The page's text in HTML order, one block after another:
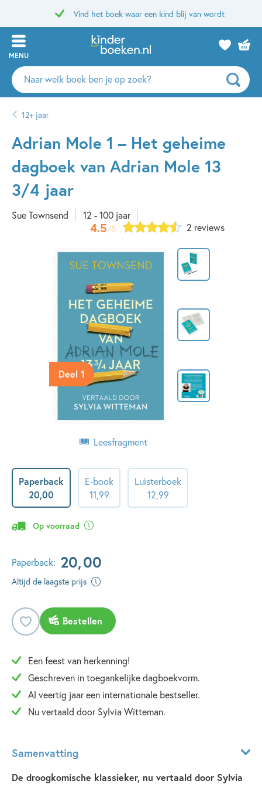
Vind het boek waar een kind blij van wordt
MENU
Zoeken
naar
auteurs
uitgevers
12+ jaar
Adrian Mole 1 – Het geheime
dagboek van Adrian Mole 13
3/4 jaar
Sue Townsend 12 - 100 jaar
4.5/5 2 reviews
Deel 1
Leesfragment
Paperback
20,00
E-book
11,99
Luisterboek
12,99
Op voorraad
Paperback: 20,00
Altijd de laagste prijs
Bestellen
Een feest van herkenning!
Geschreven in toegankelijke dagboekvorm.
Al veertig jaar een internationale bestseller.
Nu vertaald door Sylvia Witteman.
Samenvatting
De droogkomische klassieker, nu vertaald door Sylvia